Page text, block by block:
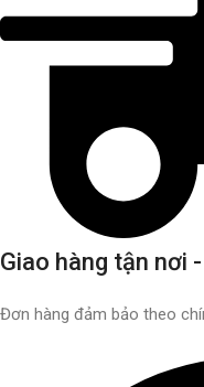
Giao hàng tận nơi
Đơn hàng đảm bảo theo